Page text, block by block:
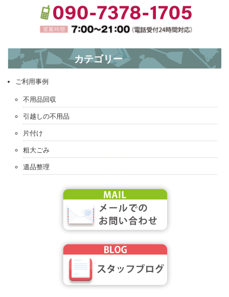
? ゴールデンウィーク★
夜中(>_<) ?
カテゴリー
ご利用事例
不用品回収
引越しの不用品
片付け
粗大ごみ
遺品整理